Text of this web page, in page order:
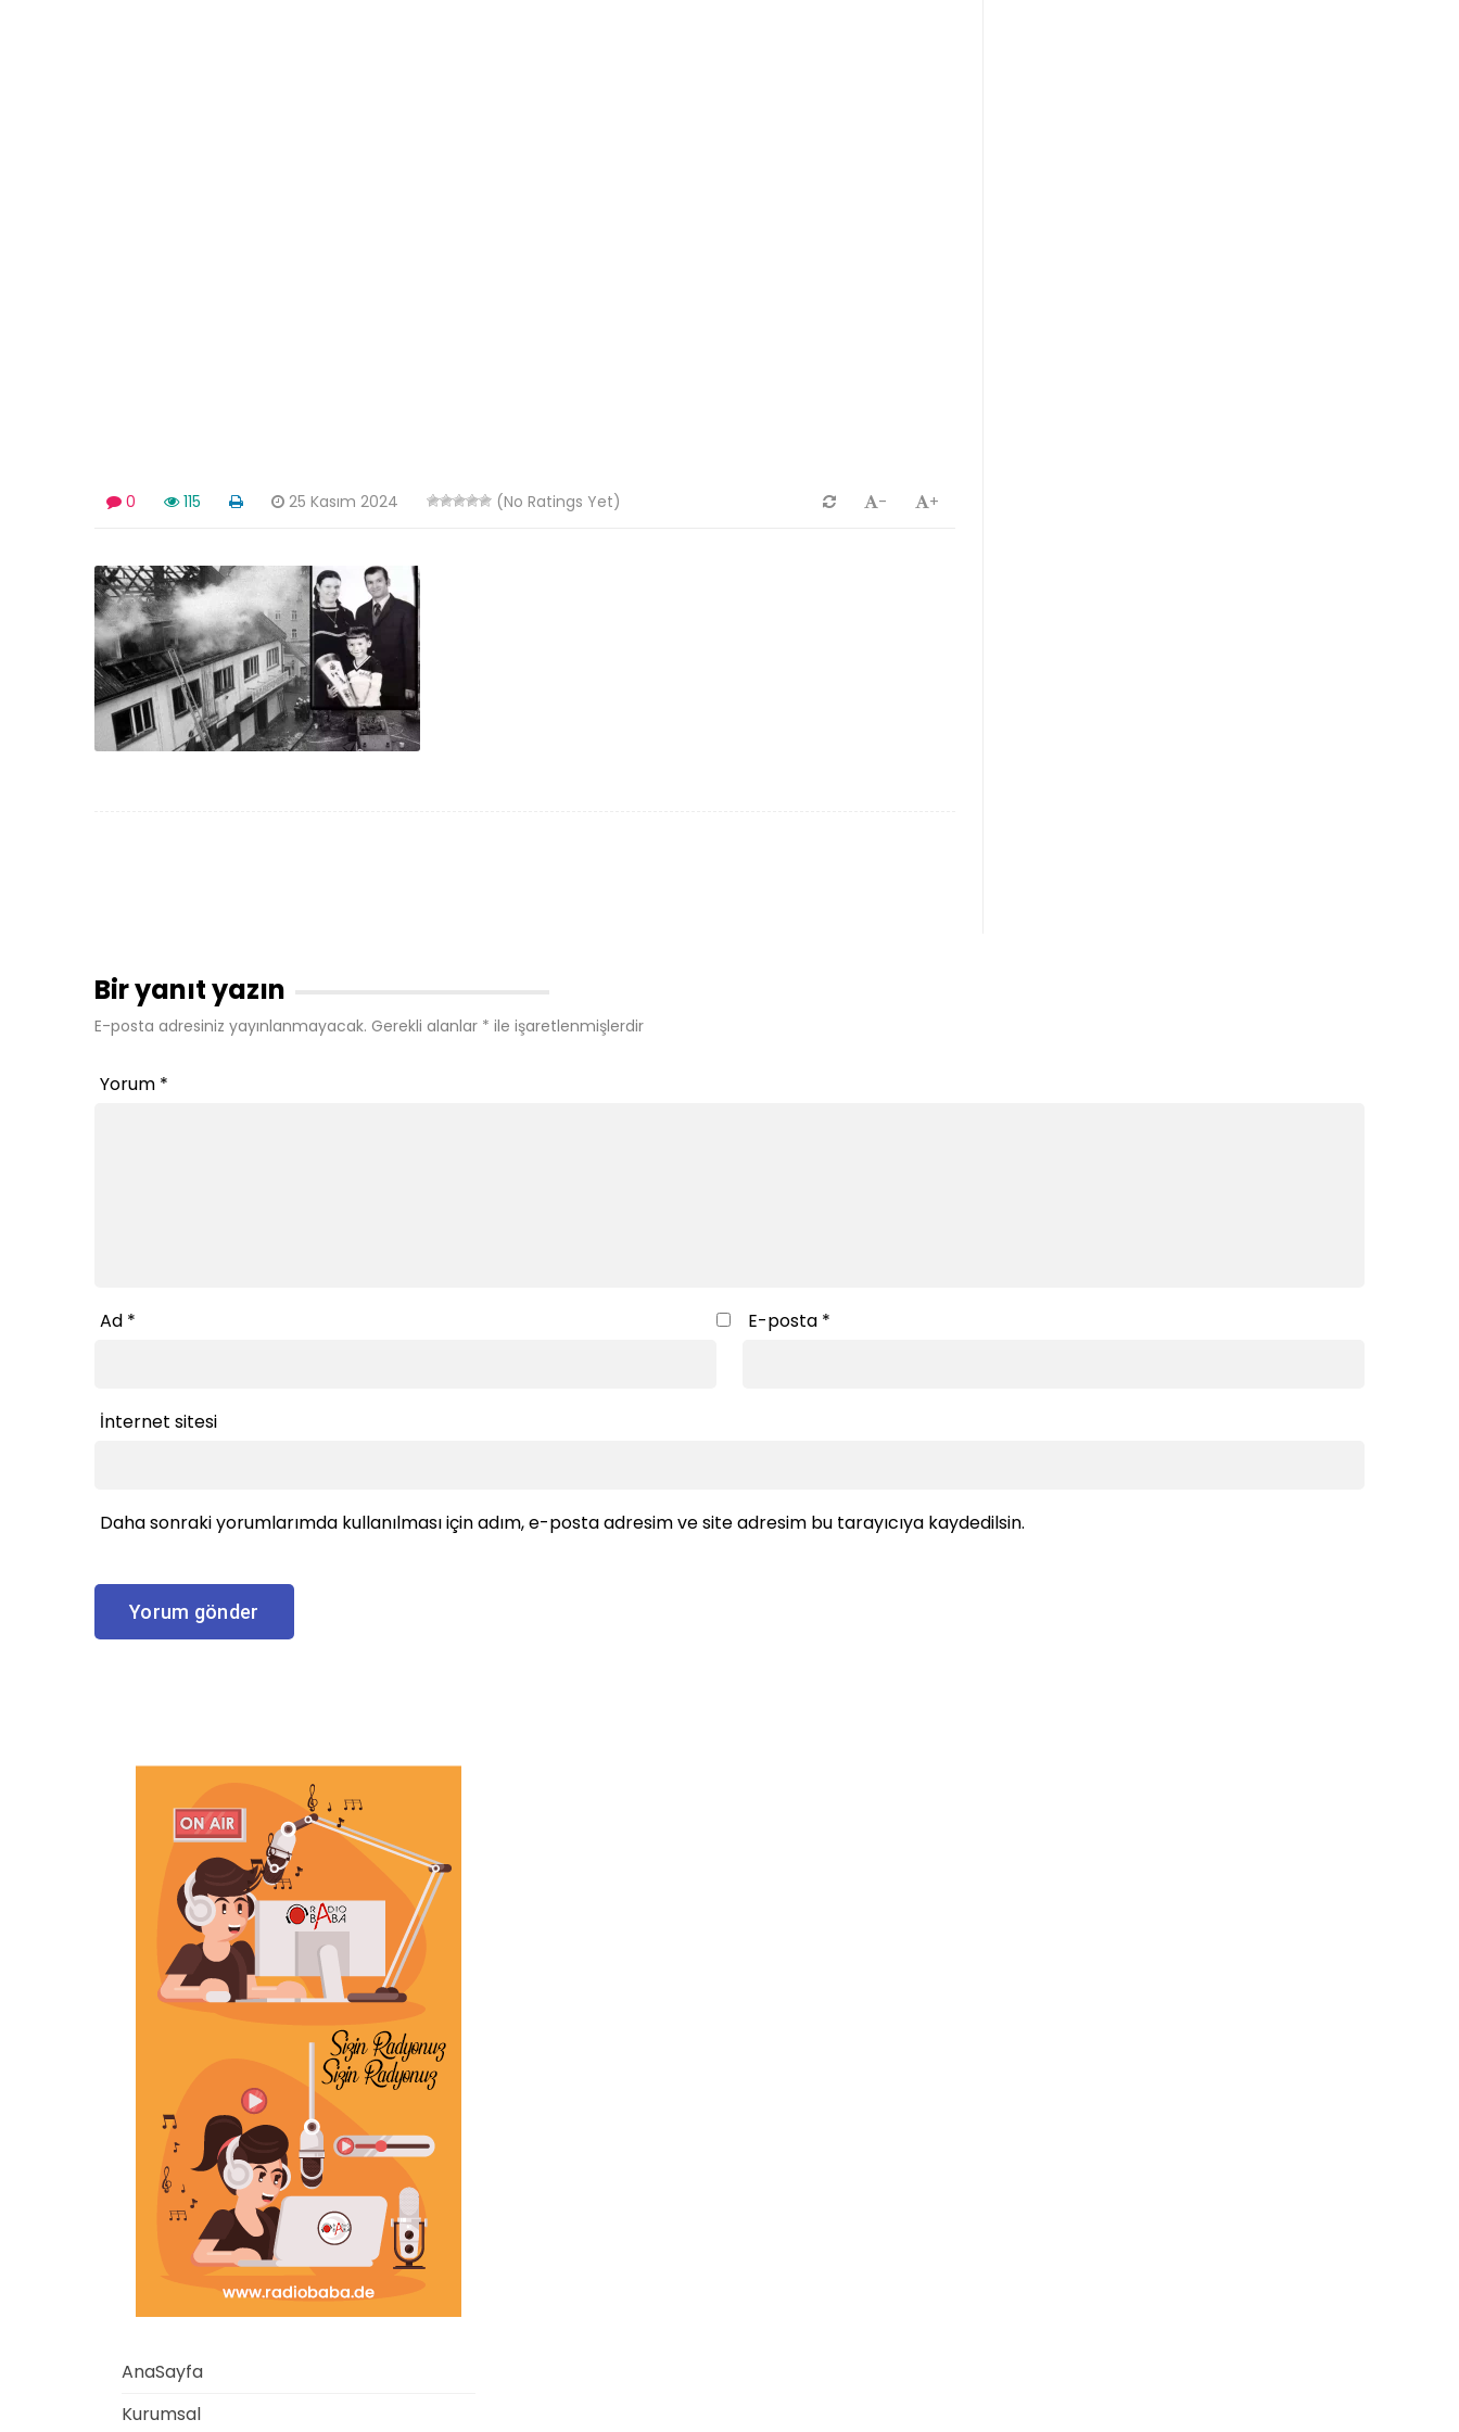
0 115 25 Kasım 2024 (No Ratings Yet) +
-
Bir yanıt yazın
E-posta adresiniz yayınlanmayacak. Gerekli alanlar * ile işaretlenmişlerdir
Yorum *
Ad * E-posta *
İnternet sitesi
Daha sonraki yorumlarımda kullanılması için adım, e-posta adresim ve site adresim bu tarayıcıya kaydedilsin.
AnaSayfa
Kurumsal